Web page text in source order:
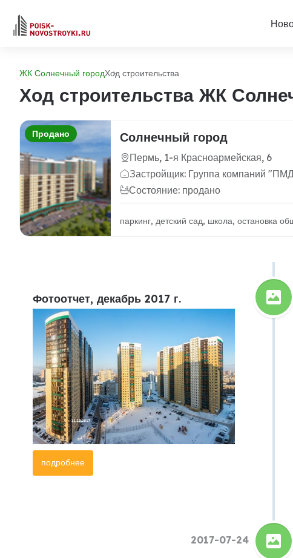
ЖК Солнечный городХод строительства
Ход строительства ЖК
Продано Солнечный город
Пермь, 1-я Красноармейская, 6
Застройщик: Группа компаний
Состояние: продано
паркинг, детский сад, школа, остановка
Фотоотчет, декабрь 2017 г.
подробнее
2017-07-24